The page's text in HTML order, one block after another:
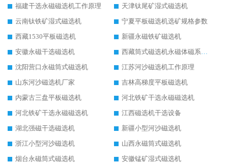
福建干选永磁磁选机工作原理
天津钛尾矿湿式磁选机
云南钛铁矿湿式磁选机
宁夏平板磁选机选矿规格参数
西藏1530平板磁选机
新疆永磁铁矿磁选机
安徽永磁干选磁选机
沈阳营口永磁筒式磁选机
江苏河沙磁选机工作原理
山东河沙磁选机厂家
吉林高梯度平板磁选机
内蒙古三盘平板磁选机
河北铁矿干选永磁磁选机
河北铁矿干选永磁磁选机
江西磁选机干选设备
湖北强磁干选磁选机
新疆小型河沙磁选机
浙江小型河沙磁选机
山西永磁筒式磁选机
烟台永磁筒式磁选机
安徽锰矿湿式磁选机